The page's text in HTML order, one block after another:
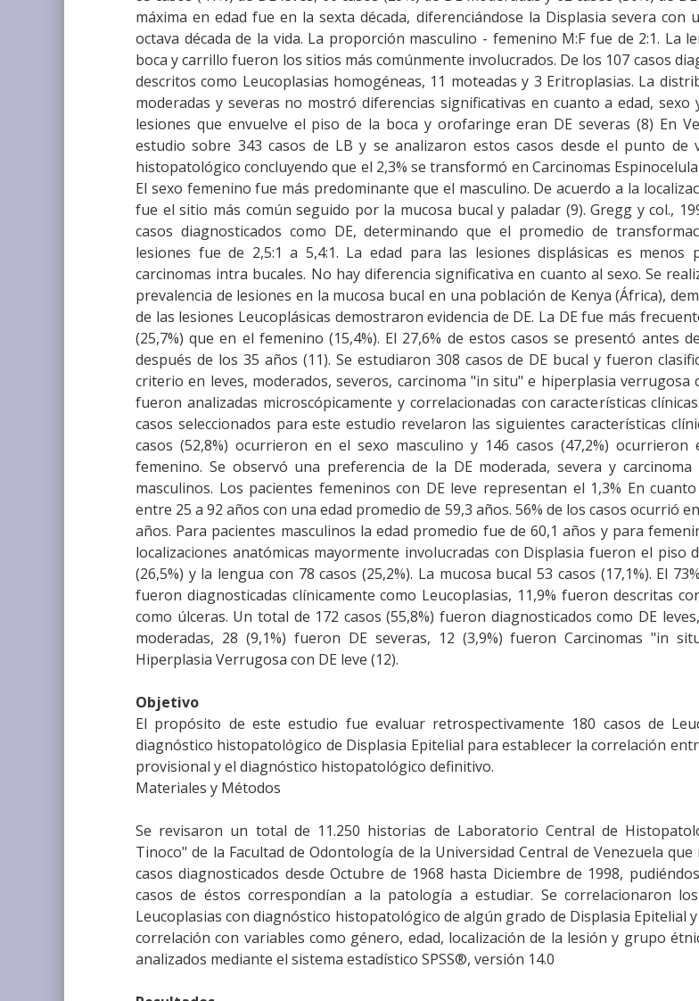
máxima en edad fue en la sexta década, diferenciándose la Displasia severa con
octava década de la vida. La proporción masculino - femenino M:F fue de 2:1. La
boca y carrillo fueron los sitios más comúnmente involucrados. De los 107 casos
descritos como Leucoplasias homogéneas, 11 moteadas y 3 Eritroplasias. La
moderadas y severas no mostró diferencias significativas en cuanto a edad, sexo
lesiones que envuelve el piso de la boca y orofaringe eran DE severas (8) En
estudio sobre 343 casos de LB y se analizaron estos casos desde el punto de
histopatológico concluyendo que el 2,3% se transformó en Carcinomas
El sexo femenino fue más predominante que el masculino. De acuerdo a la
fue el sitio más común seguido por la mucosa bucal y paladar (9). Gregg y col.,
casos diagnosticados como DE, determinando que el promedio de
lesiones fue de 2,5:1 a 5,4:1. La edad para las lesiones displásicas es menos
carcinomas intra bucales. No hay diferencia significativa en cuanto al sexo. Se
prevalencia de lesiones en la mucosa bucal en una población de Kenya (África),
de las lesiones Leucoplásicas demostraron evidencia de DE. La DE fue más
(25,7%) que en el femenino (15,4%). El 27,6% de estos casos se presentó antes
después de los 35 años (11). Se estudiaron 308 casos de DE bucal y fueron
criterio en leves, moderados, severos, carcinoma "in situ" e hiperplasia verrugosa
fueron analizadas microscópicamente y correlacionadas con características
casos seleccionados para este estudio revelaron las siguientes características
casos (52,8%) ocurrieron en el sexo masculino y 146 casos (47,2%) ocurrieron
femenino. Se observó una preferencia de la DE moderada, severa y
masculinos. Los pacientes femeninos con DE leve representan el 1,3% En
entre 25 a 92 años con una edad promedio de 59,3 años. 56% de los casos ocurrió
años. Para pacientes masculinos la edad promedio fue de 60,1 años y para
localizaciones anatómicas mayormente involucradas con Displasia fueron el piso
(26,5%) y la lengua con 78 casos (25,2%). La mucosa bucal 53 casos (17,1%). El
fueron diagnosticadas clínicamente como Leucoplasias, 11,9% fueron descritas
como úlceras. Un total de 172 casos (55,8%) fueron diagnosticados como DE
moderadas, 28 (9,1%) fueron DE severas, 12 (3,9%) fueron Carcinomas "in
Hiperplasia Verrugosa con DE leve (12).
Objetivo
El propósito de este estudio fue evaluar retrospectivamente 180 casos de
diagnóstico histopatológico de Displasia Epitelial para establecer la correlación
provisional y el diagnóstico histopatológico definitivo.
Materiales y Métodos
Se revisaron un total de 11.250 historias de Laboratorio Central de
Tinoco" de la Facultad de Odontología de la Universidad Central de Venezuela
casos diagnosticados desde Octubre de 1968 hasta Diciembre de 1998,
casos de éstos correspondían a la patología a estudiar. Se correlacionaron
Leucoplasias con diagnóstico histopatológico de algún grado de Displasia Epitelial
correlación con variables como género, edad, localización de la lesión y grupo
analizados mediante el sistema estadístico SPSS®, versión 14.0